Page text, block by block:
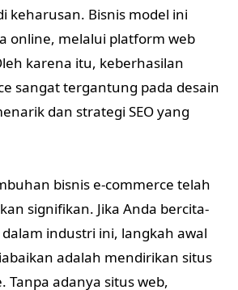
keharusan. Bisnis model ini
online, melalui platform web
karena itu, keberhasilan
sangat tergantung pada desain
dan strategi SEO yang
bisnis e-commerce telah
signifikan. Jika Anda bercita-
industri ini, langkah awal
adalah mendirikan situs
Tanpa adanya situs web,